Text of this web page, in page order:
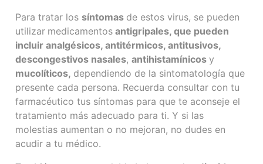
Para tratar los síntomas de estos virus, se pueden
utilizar medicamentos antigripales, que pueden
incluir analgésicos, antitérmicos, antitusivos,
descongestivos nasales,antihistamínicosy
mucolíticos, dependiendo de la sintomatología que
presente cada persona. Recuerda consultar con tu
farmacéutico tus síntomas para que te aconseje el
tratamiento más adecuado para ti. Y si las
molestias aumentan o no mejoran, no dudes en
acudir a tu médico.